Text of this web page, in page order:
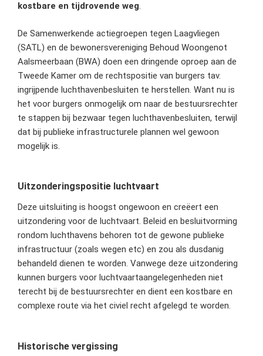
kostbare en tijdrovende weg.
De Samenwerkende actiegroepen tegen Laagvliegen
(SATL) en de bewonersvereniging Behoud Woongenot
Aalsmeerbaan (BWA) doen een dringende oproep aan de
Tweede Kamer om de rechtspositie van burgers tav.
ingrijpende luchthavenbesluiten te herstellen. Want nu is
het voor burgers onmogelijk om naar de bestuursrechter
te stappen bij bezwaar tegen luchthavenbesluiten, terwijl
dat bij publieke infrastructurele plannen wel gewoon
mogelijk is.
Uitzonderingspositie luchtvaart
Deze uitsluiting is hoogst ongewoon en creëert een
uitzondering voor de luchtvaart. Beleid en besluitvorming
rondom luchthavens behoren tot de gewone publieke
infrastructuur (zoals wegen etc) en zou als dusdanig
behandeld dienen te worden. Vanwege deze uitzondering
kunnen burgers voor luchtvaartaangelegenheden niet
terecht bij de bestuursrechter en dient een kostbare en
complexe route via het civiel recht afgelegd te worden.
Historische vergissing